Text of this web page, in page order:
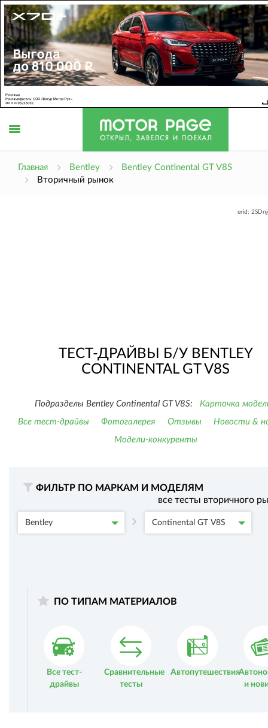
Главная Bentley
Bentley Continental GT V8S
Вторичный рынок
erid:
ТЕСТ-ДРАЙВЫ Б/У BENTLEY
CONTINENTAL GT V8S
Подразделы Bentley Continental GT V8S:
Карточка
Все тест-драйвы
Фотогалерея Отзывы
Новости &
Модели-конкуренты
ФИЛЬТР ПО МАРКАМ И МОДЕЛЯМ
все тесты вторичного
Bentley Continental GT V8S
ПО ТИПАМ МАТЕРИАЛОВ
Все тест-
драйвы
Сравнительные
тесты
Автопутешествия
и